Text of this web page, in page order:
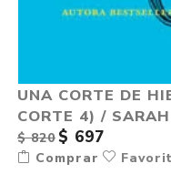
UNA CORTE DE
CORTE 4) /
$ 820 $ 697
Comprar